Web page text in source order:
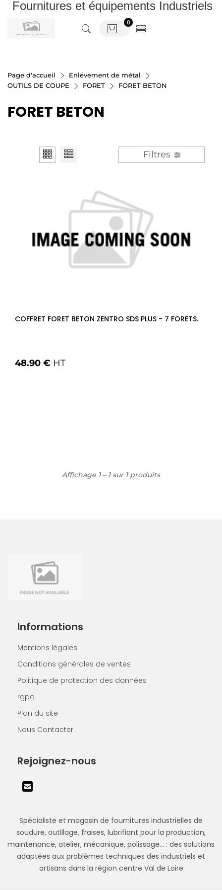
Fournitures et équipements Industriels
0
Page d'accueil
Enlévement de métal
OUTILS DE COUPE
FORET FORET BETON
FORET BETON
Filtres
COFFRET FORET BETON ZENTRO SDS PLUS - 7 FORETS.
48.90 € HT
Affichage 1 – 1 sur 1 produits
Informations
Mentions légales
Conditions générales de ventes
Politique de protection des données
rgpd
Plan du site
Nous Contacter
Rejoignez-nous
Spécialiste et magasin de fournitures industrielles de
soudure, outillage, fraises, lubrifiant pour la production,
maintenance, atelier, mécanique, polissage... : des solutions
adaptées aux problèmes techniques des industriels et
artisans dans la région centre Val de Loire